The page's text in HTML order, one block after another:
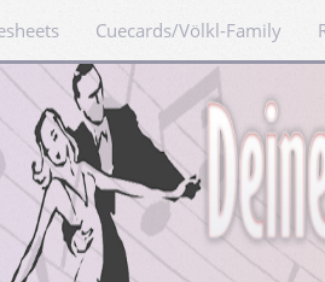
Cuecards/Völkl-Family